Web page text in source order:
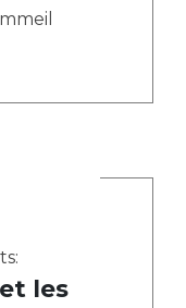
les